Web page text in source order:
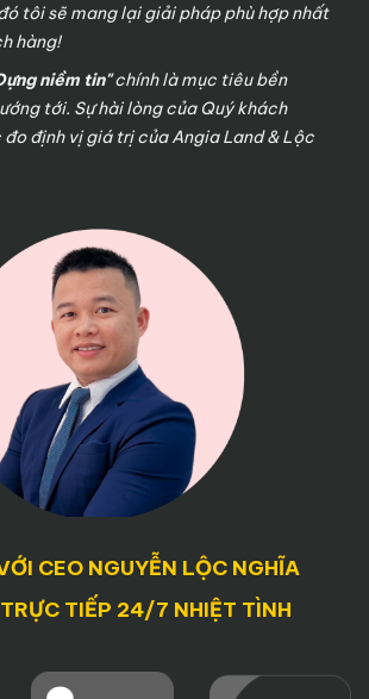
tôi sẽ mang lại giải pháp phù hợp nhất
hàng!
niềm tin"chính là mục tiêu bền
tới. Sự hài lòng của Quý khách
định vị giá trị của Angia Land & Lộc
CEO NGUYỄN LỘC NGHĨA
TIẾP 24/7 NHIỆT TÌNH